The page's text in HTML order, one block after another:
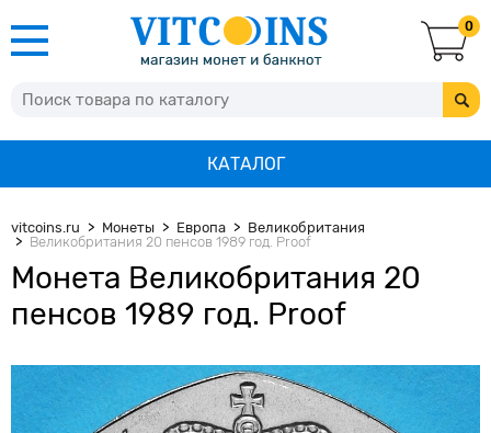
0
КАТАЛОГ
vitcoins.ru Монеты Европа
Великобритания
Великобритания 20 пенсов 1989 год. Proof
Монета Великобритания 20
пенсов 1989 год. Proof